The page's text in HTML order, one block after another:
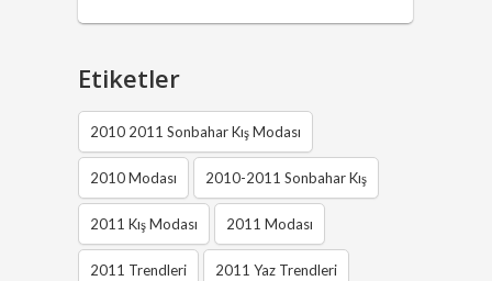
Etiketler
2010 2011 Sonbahar Kış Modası
2010 Modası 2010-2011 Sonbahar Kış
2011 Kış Modası 2011 Modası
2011 Trendleri 2011 Yaz Trendleri